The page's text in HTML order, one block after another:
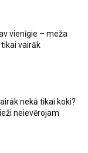
vienīgie – meža
vairāk
nekā tikai koki?
neievērojam